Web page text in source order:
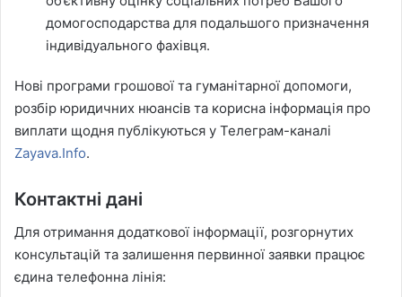
домогосподарства для подальшого призначення
індивідуального фахівця.
Нові програми грошової та гуманітарної допомоги,
розбір юридичних нюансів та корисна інформація про
виплати щодня публікуються у Телеграм-каналі
Zayava.Info.
Контактні дані
Для отримання додаткової інформації, розгорнутих
консультацій та залишення первинної заявки працює
єдина телефонна лінія: